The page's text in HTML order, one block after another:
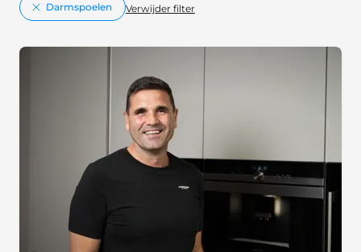
key:global.remove
Darmspoelen Verwijder filter